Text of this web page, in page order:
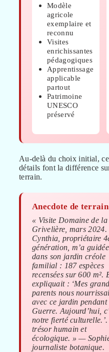
Modèle
agricole
exemplaire et
reconnu
Visites
enrichissantes
pédagogiques
Apprentissage
applicable
partout
Patrimoine
UNESCO
préservé
Au-delà du choix initial,
détails font la différence
terrain.
Anecdote de terrain
« Visite Domaine de la
Grivelière, mars 2024.
Cynthia, propriétaire
génération, m’a
dans son jardin créole
familial : 187 espèces
recensées sur 600 m².
expliquait : ‘Mes
parents nous
avec ce jardin pendant
Guerre. Aujourd’hui,
notre fierté
trésor humain et
écologique. » —
journaliste botanique.